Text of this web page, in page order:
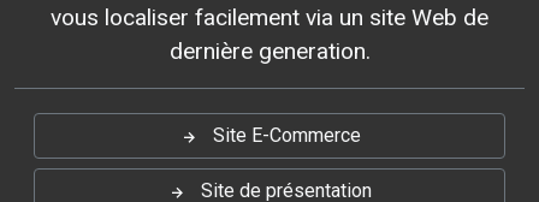
vous localiser facilement via un site Web de
dernière generation.
Site E-Commerce
Site de présentation